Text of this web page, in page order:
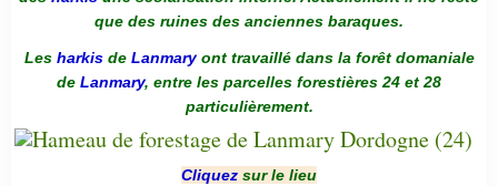
que des ruines des anciennes baraques.
Les harkis de Lanmaryont travaillé dans la forêt domaniale
de Lanmary, entre les parcelles forestières 24 et 28
particulièrement.
Cliquez sur le lieu